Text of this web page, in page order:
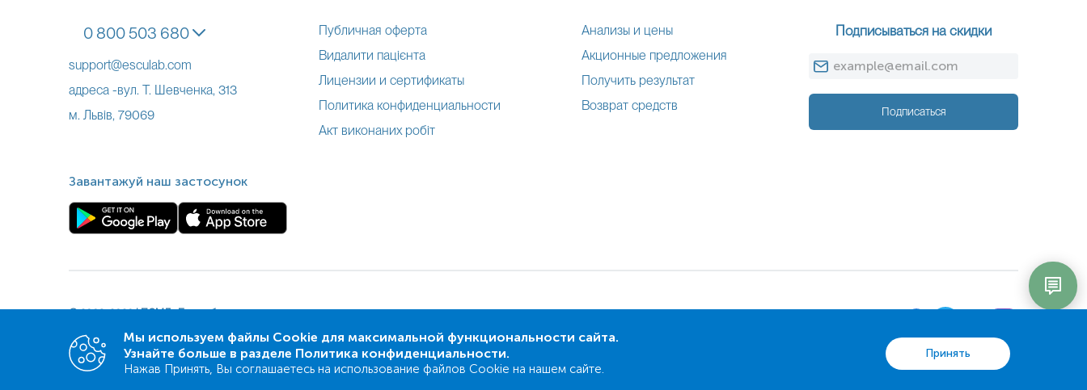
Мы используем файлы Cookie для максимальной функциональности сайта.
Узнайте больше в разделе Политика конфиденциальности.
Нажав Принять, Вы соглашаетесь на использование файлов Cookie на нашем сайте.
Принять
0 800 503 680
support@esculab.com
адреса -вул. Т. Шевченка, 313
м. Львів, 79069
Публичная оферта
Видалити пацієнта
Лицензии и сертификаты
Политика конфиденциальности
Акт виконаних робіт
Анализы и цены
Акционные предложения
Получить результат
Возврат средств
Подписываться на скидки
Подписаться
Завантажуй наш застосунок
© 2009-2026| ПСМЛ «Ескулаб»